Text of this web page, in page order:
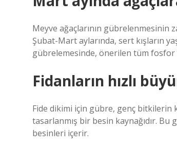
Meyve ağaçlarının gübrelenmesinin
Şubat-Mart aylarında, sert kışların
gübrelemesinde, önerilen tüm fosfor
Fidanların hızlı
Fide dikimi için gübre, genç bitkilerin
tasarlanmış bir besin kaynağıdır.
besinleri içerir.